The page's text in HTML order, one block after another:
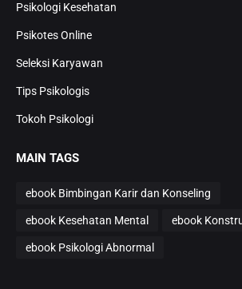
Psikologi Kesehatan
Psikotes Online
Seleksi Karyawan
Tips Psikologis
Tokoh Psikologi
MAIN TAGS
ebook Bimbingan Karir dan Konseling
ebook Kesehatan Mental ebook
ebook Psikologi Abnormal